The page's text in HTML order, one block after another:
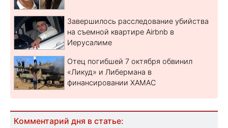
Завершилось расследование убийства
на съемной квартире Airbnb в
Иерусалиме
Отец погибшей 7 октября обвинил
«Ликуд» и Либермана в
финансировании ХАМАС
Комментарий дня в статье: